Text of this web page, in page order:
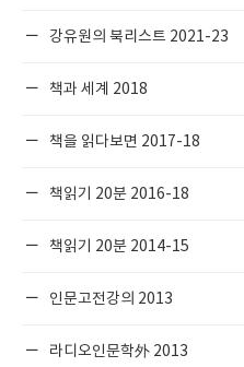
강유원의 북리스트 2021-23
책과 세계 2018
책을 읽다보면 2017-18
책읽기 20분 2016-18
책읽기 20분 2014-15
인문고전강의 2013
라디오인문학外 2013